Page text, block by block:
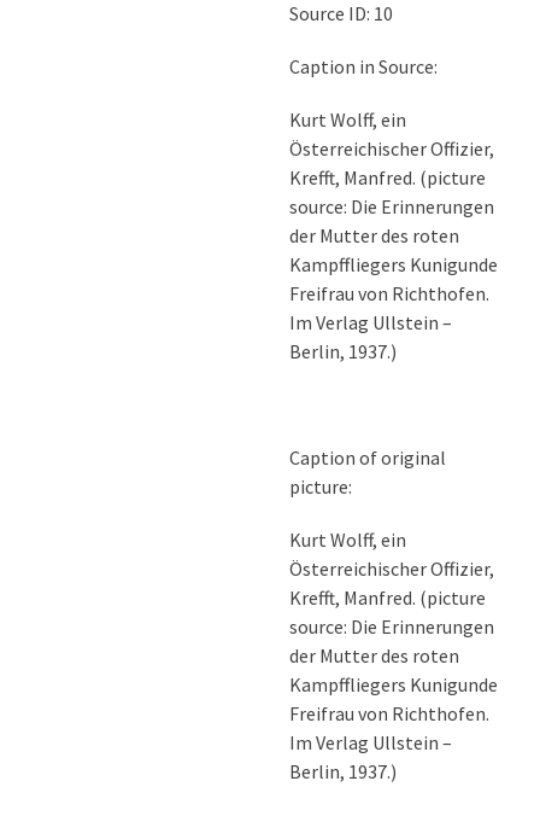
Source ID: 10
Caption in Source:
Kurt Wolff, ein
Österreichischer Offizier,
Krefft, Manfred. (picture
source: Die Erinnerungen
der Mutter des roten
Kampffliegers Kunigunde
Freifrau von Richthofen.
Im Verlag Ullstein –
Berlin, 1937.)
Caption of original
picture:
Kurt Wolff, ein
Österreichischer Offizier,
Krefft, Manfred. (picture
source: Die Erinnerungen
der Mutter des roten
Kampffliegers Kunigunde
Freifrau von Richthofen.
Im Verlag Ullstein –
Berlin, 1937.)